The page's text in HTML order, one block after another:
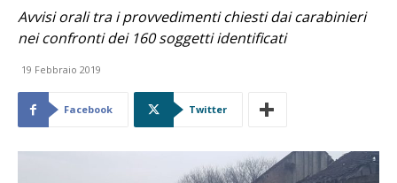
Avvisi orali tra i provvedimenti chiesti dai carabinieri
nei confronti dei 160 soggetti identificati
19 Febbraio 2019
Facebook Twitter